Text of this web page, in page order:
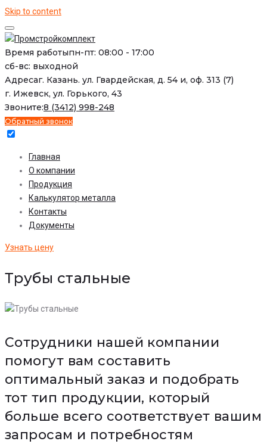
Skip to content
Время работыпн-пт: 08:00 - 17:00
сб-вс: выходной
Адресаг. Казань. ул. Гвардейская, д. 54 и, оф. 313 (7)
г. Ижевск, ул. Горького, 43
Звоните:8 (3412) 998-248
Обратный звонок
Главная
О компании
Продукция
Калькулятор металла
Контакты
Документы
Узнать цену
Трубы стальные
Сотрудники нашей компании
помогут вам составить
оптимальный заказ и подобрать
тот тип продукции, который
больше всего соответствует вашим
запросам и потребностям